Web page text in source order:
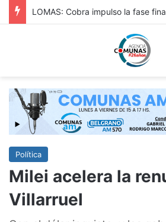
Política
Milei acelera la
Villarruel